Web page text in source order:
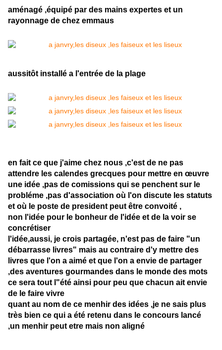
aménagé ,équipé par des mains expertes et un
rayonnage de chez emmaus
aussitôt installé a l'entrée de la plage
en fait ce que j'aime chez nous ,c'est de ne pas
attendre les calendes grecques pour mettre en œuvre
une idée ,pas de comissions qui se penchent sur le
probléme ,pas d'association où l'on discute les statuts
et où le poste de president peut être convoité ,
non l'idée pour le bonheur de l'idée et de la voir se
concrétiser
l'idée,aussi, je crois partagée, n'est pas de faire "un
débarrasse livres" mais au contraire d'y mettre des
livres que l'on a aimé et que l'on a envie de partager
,des aventures gourmandes dans le monde des mots
ce sera tout l"été ainsi pour peu que chacun ait envie
de le faire vivre
quant au nom de ce menhir des idées ,je ne sais plus
très bien ce qui a été retenu dans le concours lancé
,un menhir peut etre mais non aligné